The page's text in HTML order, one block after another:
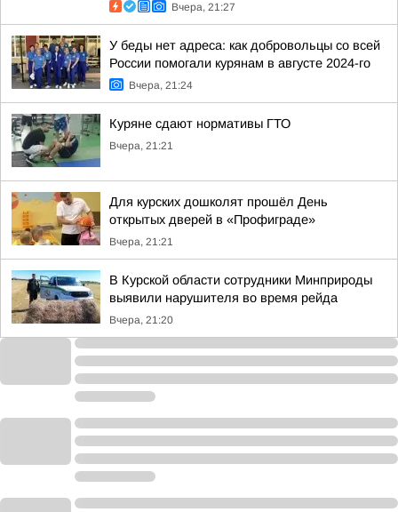
Вчера, 21:27
У беды нет адреса: как добровольцы со всей
России помогали курянам в августе 2024-го
Вчера, 21:24
Куряне сдают нормативы ГТО
Вчера, 21:21
Для курских дошколят прошёл День
открытых дверей в «Профиграде»
Вчера, 21:21
В Курской области сотрудники Минприроды
выявили нарушителя во время рейда
Вчера, 21:20